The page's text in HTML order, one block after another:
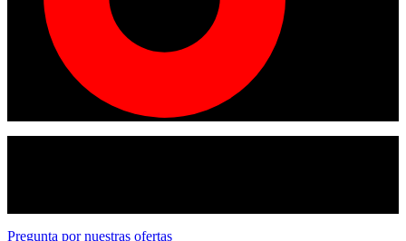
Pregunta por nuestras ofertas